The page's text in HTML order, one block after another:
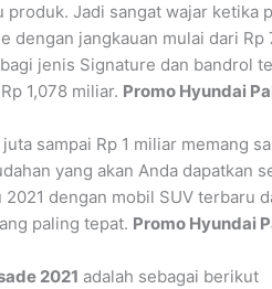
produk. Jadi sangat wajar ketika
dengan jangkauan mulai dari Rp
jenis Signature dan bandrol
1,078 miliar. Promo Hyundai
sampai Rp 1 miliar memang
yang akan Anda dapatkan
dengan mobil SUV terbaru
paling tepat. Promo Hyundai
2021 adalah sebagai berikut